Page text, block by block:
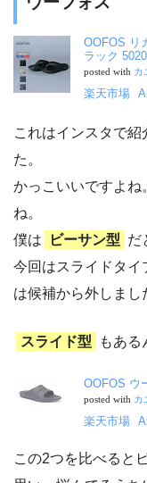
OOFOS リ
ラック
posted with カ
楽天市場
これはインスタで
た。
かっこいいですよね
ね。
僕は
ビーサン型 だ
今回はスライドタイ
は候補から外しまし
スライド型 もある
OOFOS ウ
posted with カ
楽天市場
この2つを比べると